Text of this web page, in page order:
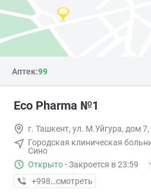
Аптек:99
Eco Pharma №1
г. Ташкент, ул. М.Уйгура, дом 7,
Городская клиническая
Сино
Открыто · Закроется в 23:59
+998 (71) XXX-XX-XX
смотреть